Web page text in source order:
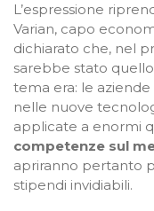
L’espressione
Varian, capo
dichiarato che, nel
sarebbe stato
tema era: le
nelle nuove
applicate a enormi
competenze sul
apriranno pertanto
stipendi invidiabili.